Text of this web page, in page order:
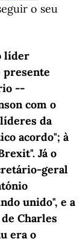
o seu
líder
presente
--
com o
da
acordo"; à
Já o
geral
unido", e a
Charles
era o